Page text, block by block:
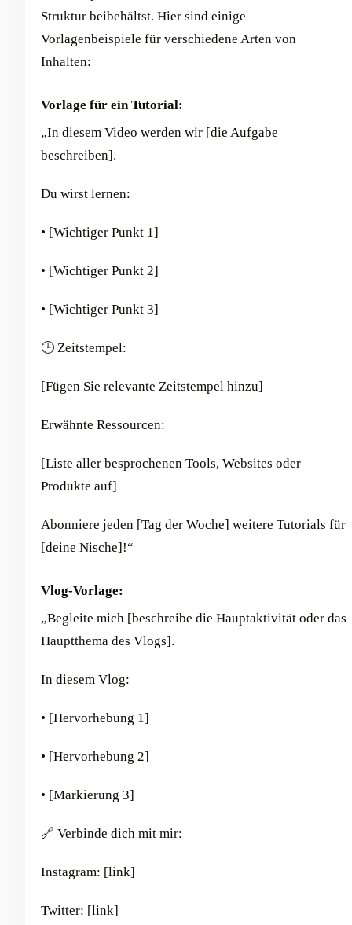
Struktur beibehältst. Hier sind einige
Vorlagenbeispiele für verschiedene Arten von
Inhalten:
Vorlage für ein Tutorial:
„In diesem Video werden wir [die Aufgabe
beschreiben].
Du wirst lernen:
• [Wichtiger Punkt 1]
• [Wichtiger Punkt 2]
• [Wichtiger Punkt 3]
🕒 Zeitstempel:
[Fügen Sie relevante Zeitstempel hinzu]
Erwähnte Ressourcen:
[Liste aller besprochenen Tools, Websites oder
Produkte auf]
Abonniere jeden [Tag der Woche] weitere Tutorials für
[deine Nische]!“
Vlog-Vorlage:
„Begleite mich [beschreibe die Hauptaktivität oder das
Hauptthema des Vlogs].
In diesem Vlog:
• [Hervorhebung 1]
• [Hervorhebung 2]
• [Markierung 3]
🔗 Verbinde dich mit mir:
Instagram: [link]
Twitter: [link]